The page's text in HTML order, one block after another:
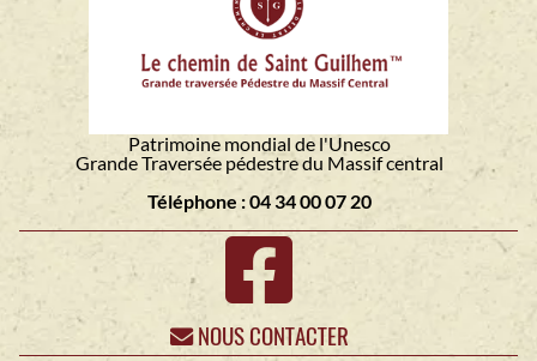
Patrimoine mondial de l'Unesco
Grande Traversée pédestre du Massif central
Téléphone : 04 34 00 07 20
NOUS CONTACTER